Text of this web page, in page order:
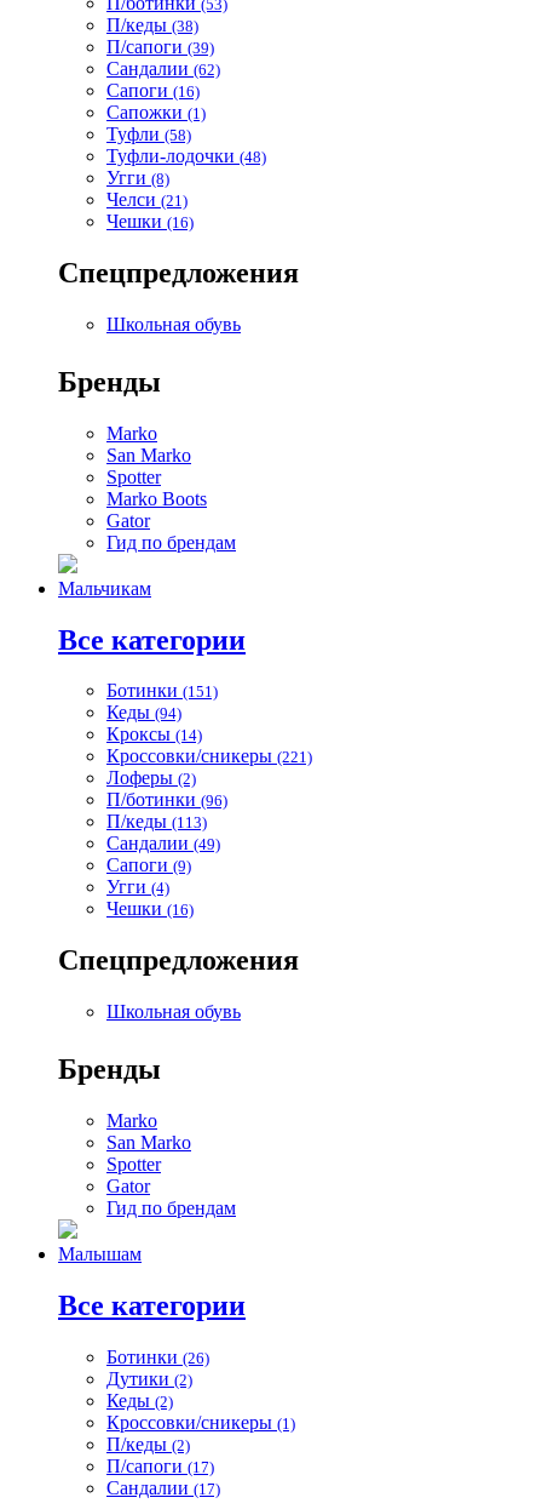
(53)
П/кеды (38)
П/сапоги (39)
Сандалии (62)
Сапоги (16)
Сапожки (1)
Туфли (58)
Туфли-лодочки (48)
Угги (8)
Челси (21)
Чешки (16)
Спецпредложения
Школьная обувь
Бренды
Marko
San Marko
Spotter
Marko Boots
Gator
Гид по брендам
Мальчикам
Все категории
Ботинки (151)
Кеды (94)
Кроксы (14)
Кроссовки/сникеры (221)
Лоферы (2)
П/ботинки (96)
П/кеды (113)
Сандалии (49)
Сапоги (9)
Угги (4)
Чешки (16)
Спецпредложения
Школьная обувь
Бренды
Marko
San Marko
Spotter
Gator
Гид по брендам
Малышам
Все категории
Ботинки (26)
Дутики (2)
Кеды (2)
Кроссовки/сникеры (1)
П/кеды (2)
П/сапоги (17)
Сандалии (17)